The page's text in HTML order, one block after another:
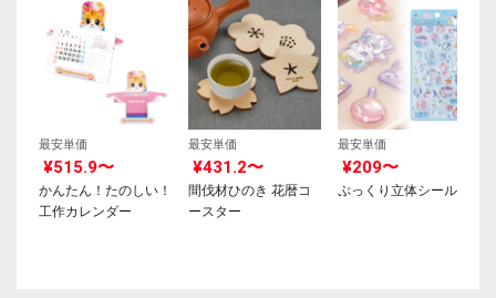
最安単価
¥515.9〜
かんたん！たのしい！
工作カレンダー
最安単価
¥431.2〜
間伐材ひのき 花暦コ
ースター
最安単価
¥209〜
ぷっくり立体シール